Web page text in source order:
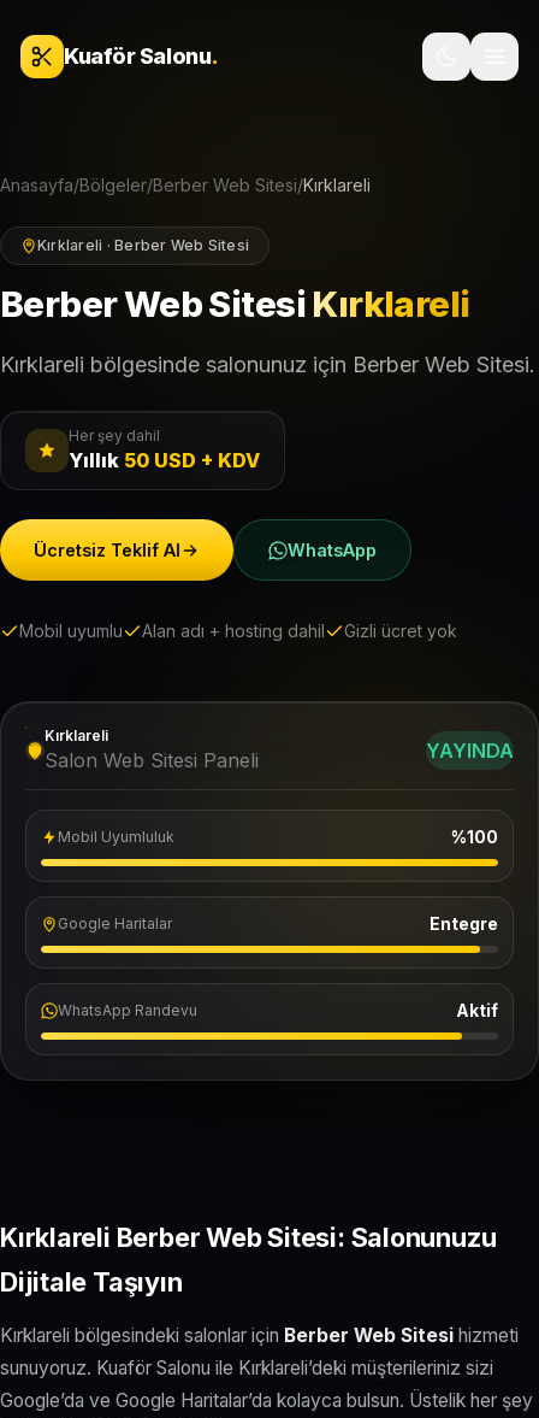
Kuaför Salonu.
Anasayfa/Bölgeler/Berber Web Sitesi/Kırklareli
Kırklareli · Berber Web Sitesi
Berber Web SitesiKırklareli
Kırklareli bölgesinde salonunuz için Berber Web Sitesi.
Her şey dahil
Yıllık 50 USD + KDV
Ücretsiz Teklif Al WhatsApp
Mobil uyumlu Alan adı + hosting dahil Gizli ücret yok
Kırklareli
Salon Web Sitesi Paneli YAYINDA
Mobil Uyumluluk %100
Google Haritalar Entegre
WhatsApp Randevu Aktif
Kırklareli Berber Web Sitesi: Salonunuzu
Dijitale Taşıyın
Kırklareli bölgesindeki salonlar için Berber Web Sitesi hizmeti
sunuyoruz. Kuaför Salonu ile Kırklareli’deki müşterileriniz sizi
Google’da ve Google Haritalar’da kolayca bulsun. Üstelik her şey